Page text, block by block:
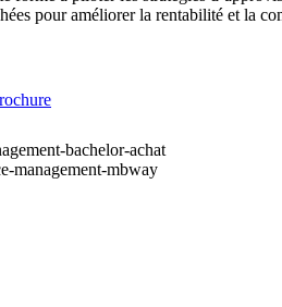
pour améliorer la rentabilité et la